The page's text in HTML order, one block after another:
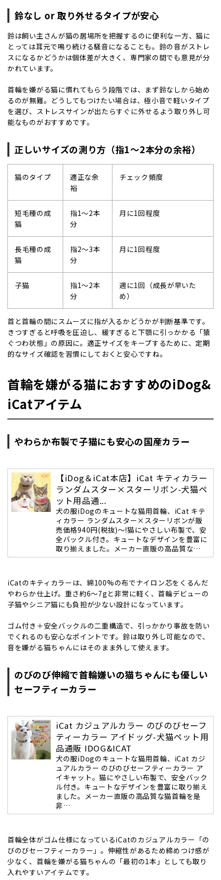
鈴なし or取り外せるタイプが安心
鈴は飼い主さんが猫の居場所を把握するのに便利な一方、猫に
とっては耳元で鳴り続ける騒音になることも。鈴の音がストレ
スになるかどうかは個体差が大きく、専門家の間でも意見が分
かれています。
首輪を嫌がる猫に慣れてもらう段階では、まず鈴なしから始め
るのが無難。どうしてもつけたい場合は、極小音で軽いタイプ
を選び、ストレスサインが出たらすぐに外せるよう取り外し可
能なものがおすすめです。
正しいサイズの測り方（指1～2本分の余裕）
猫のタイプ
適正な余
裕
チェック頻度
短毛種の成
猫
指1～2本
分
月に1回程度
長毛種の成
猫
指2～3本
分
月に1回程度
子猫 指1～2本
分
週に1回（成長が早いた
め）
首と首輪の間にスムーズに指が入るかどうかが判断基準です。
きつすぎると呼吸を圧迫し、緩すぎると下顎に引っかかる「猿
ぐつわ状態」の原因に。適正サイズをキープするために、定期
的なサイズ確認を習慣にしておくと安心ですね。
首輪を嫌がる猫におすすめのiDog&
iCatアイテム
やわらか布製で子猫にも安心の国産カラー
【iDog＆iCat本店】iCat キティカラー
ランダムスター×スターリボン-犬猫ペ
ット用品通...
犬の服iDogのキュートな猫用首輪、iCat キテ
ィカラー ランダムスター×スターリボンが販
売価格940円(税抜)～!猫にやさしい布製で、安
全バックル付き。キュートなデザインを豊富に
取り揃えました。メーカー直販の高品質な…
iCatのキティカラーは、綿100%の布でナイロン芯をくるんだ
やわらか仕上げ。重さ約6〜7gと非常に軽く、首輪デビューの
子猫やシニア猫にも負担が少ない設計になっています。
ゴム付き＋安全バックルの二重構造で、引っかかり事故を防い
でくれるのも安心なポイントです。鈴は取り外し可能なので、
音を嫌がる猫ちゃんにはそのまま外して使えます。
のびのび伸縮で首輪嫌いの猫ちゃんにも優しい
セーフティーカラー
iCat カジュアルカラー のびのびセーフ
ティーカラー アイドッグ-犬猫ペット用
品通販 IDOG&ICAT
犬の服iDogのキュートな猫用首輪、iCat カジ
ュアルカラー のびのびセーフティーカラー ア
イキャット。猫にやさしい布製で、安全バック
ル付き。キュートなデザインを豊富に取り揃え
ました。メーカー直販の高品質な猫首輪を是
非…
首輪全体がゴム仕様になっているiCatのカジュアルカラー「の
びのびセーフティーカラー」。伸縮性があるため締めつけ感が
少なく、首輪を嫌がる猫ちゃんの「最初の1本」としても取り
入れやすいアイテムです。